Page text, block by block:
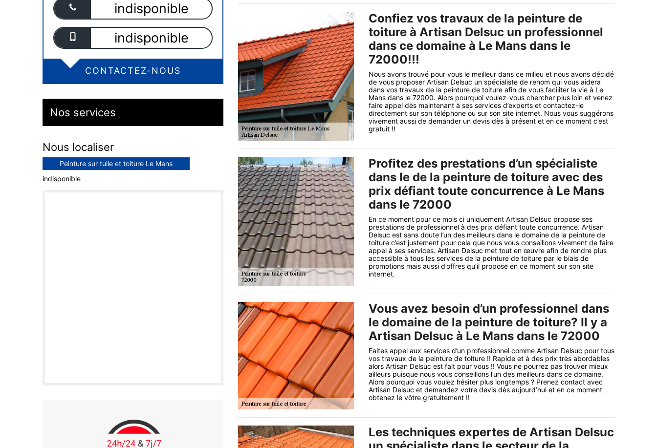
indisponible
indisponible
CONTACTEZ-NOUS
Nos services
Nous localiser
Peinture sur tuile et toiture Le Mans
indisponible
Confiez vos travaux de la peinture de
toiture à Artisan Delsuc un professionnel
dans ce domaine à Le Mans dans le
72000!!!
Nous avons trouvé pour vous le meilleur dans ce milieu et nous avons décidé
de vous proposer Artisan Delsuc un spécialiste de renom qui vous aidera
dans vos travaux de la peinture de toiture afin de vous faciliter la vie à Le
Mans dans le 72000. Alors pourquoi voulez-vous chercher plus loin et venez
faire appel dès maintenant à ses services d’experts et contactez-le
directement sur son téléphone ou sur son site internet. Nous vous suggérons
vivement aussi de demander un devis dès à présent et en ce moment c’est
gratuit !!
Profitez des prestations d’un spécialiste
dans le de la peinture de toiture avec des
prix défiant toute concurrence à Le Mans
dans le 72000
En ce moment pour ce mois ci uniquement Artisan Delsuc propose ses
prestations de professionnel à des prix défiant toute concurrence. Artisan
Delsuc est sans doute l’un des meilleurs dans le domaine de la peinture de
toiture c’est justement pour cela que nous vous conseillons vivement de faire
appel à ses services. Artisan Delsuc met tout en œuvre afin de rendre plus
accessible à tous les services de la peinture de toiture par le biais de
promotions mais aussi d’offres qu’il propose en ce moment sur son site
internet.
Vous avez besoin d’un professionnel dans
le domaine de la peinture de toiture? Il y a
Artisan Delsuc à Le Mans dans le 72000
Faites appel aux services d’un professionnel comme Artisan Delsuc pour tous
vos travaux de la peinture de toiture !! Rapide et à des prix très abordables
alors Artisan Delsuc est fait pour vous !! Vous ne pourrez pas trouver mieux
ailleurs puisque nous vous conseillons l’un des meilleurs dans ce domaine.
Alors pourquoi vous voulez hésiter plus longtemps ? Prenez contact avec
Artisan Delsuc et demandez votre devis dès aujourd’hui et en ce moment
obtenez le vôtre gratuitement !!
Les techniques expertes de Artisan Delsuc